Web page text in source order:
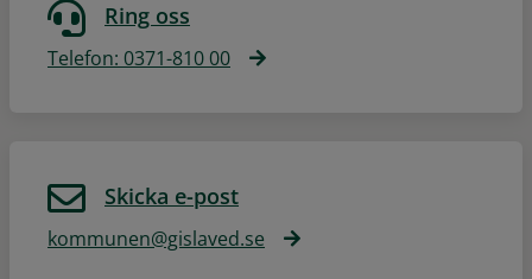
Ring oss
Telefon: 0371-810 00
Skicka e-post
kommunen@gislaved.se